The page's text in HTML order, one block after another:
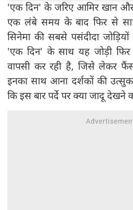
'एक दिन' के जरिए आमिर खान
एक लंबे समय के बाद फिर से
सिनेमा की सबसे पसंदीदा
'एक दिन' के साथ यह जोड़ी
वापसी कर रही है, जिसे लेकर
इनका साथ आना दर्शकों की
कि इस बार पर्दे पर क्या जादू देखने